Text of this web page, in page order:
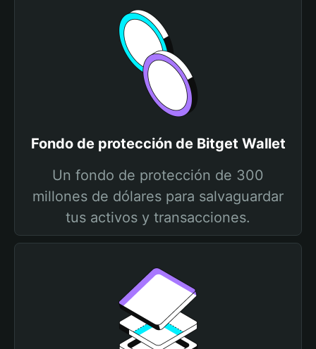
Fondo de protección de Bitget Wallet
Un fondo de protección de 300
millones de dólares para salvaguardar
tus activos y transacciones.